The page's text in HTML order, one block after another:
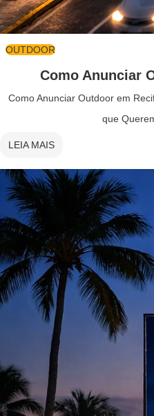
OUTDOOR
Como Anunciar
Como Anunciar Outdoor em
que
LEIA MAIS